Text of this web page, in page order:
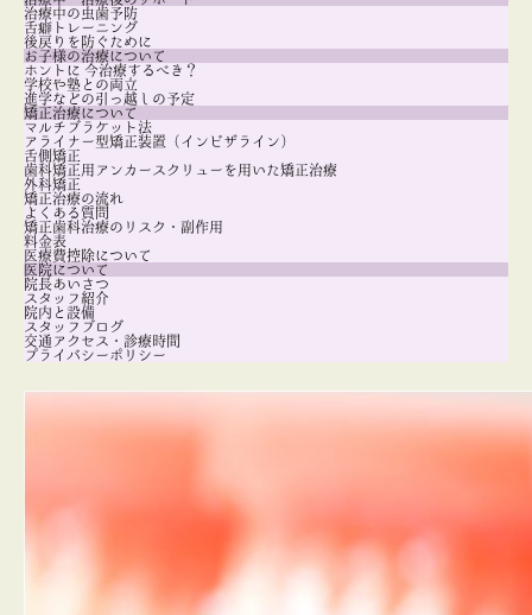
治療中の虫歯予防
舌癖トレーニング
後戻りを防ぐために
お子様の治療について
ホントに 今治療するべき？
学校や塾との両立
進学などの引っ越しの予定
矯正治療について
マルチブラケット法
アライナー型矯正装置（インビザライン）
舌側矯正
歯科矯正用アンカースクリューを用いた矯正治療
外科矯正
矯正治療の流れ
よくある質問
矯正歯科治療のリスク・副作用
料金表
医療費控除について
医院について
院長あいさつ
スタッフ紹介
院内と設備
スタッフブログ
交通アクセス・診療時間
プライバシーポリシー